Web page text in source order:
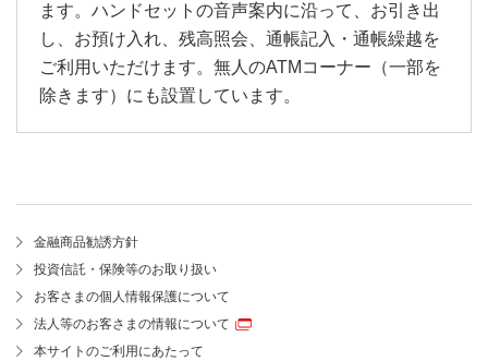
ます。ハンドセットの音声案内に沿って、お引き出
し、お預け入れ、残高照会、通帳記入・通帳繰越を
ご利用いただけます。無人のATMコーナー（一部を
除きます）にも設置しています。
金融商品勧誘方針
投資信託・保険等のお取り扱い
お客さまの個人情報保護について
法人等のお客さまの情報について
本サイトのご利用にあたって